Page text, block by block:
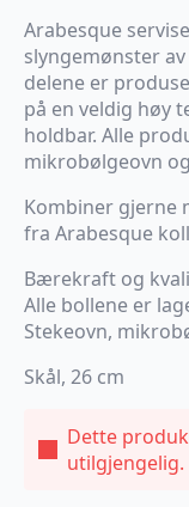
Arabesque
slyngemønster
delene er
på en veldig høy
holdbar. Alle
mikrobølgeovn
Kombiner gjerne
fra Arabesque
Bærekraft og
Alle bollene er
Stekeovn,
Skål, 26 cm
Dette
utilgjengelig.